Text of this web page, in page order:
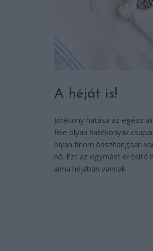
A héját is!
Jótékony hatása az egész
fele olyan hatékonyak
olyan finom összhangban
nő. Ezt az egymást erősítő
alma héjában vannak.